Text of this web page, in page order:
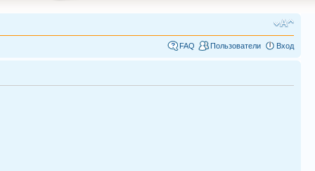
FAQ Пользователи Вход